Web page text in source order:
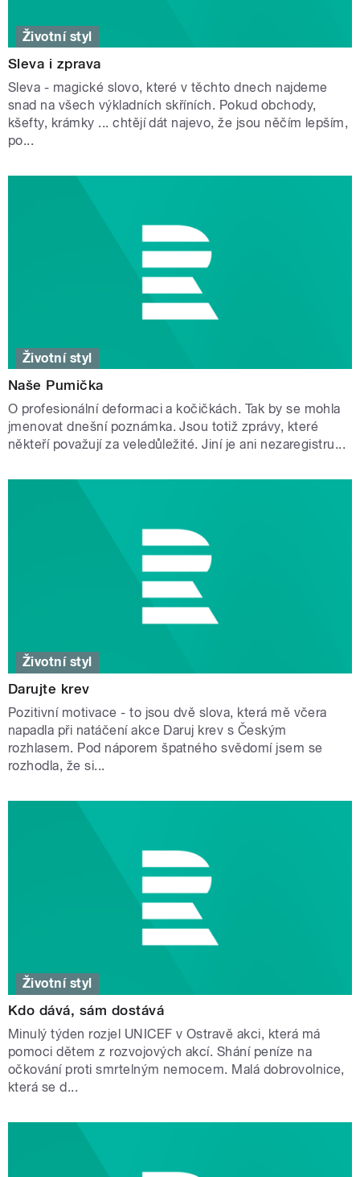
Životní styl
Sleva i zprava
Sleva - magické slovo, které v těchto dnech najdeme
snad na všech výkladních skříních. Pokud obchody,
kšefty, krámky ... chtějí dát najevo, že jsou něčím lepším,
po...
Životní styl
Naše Pumička
O profesionální deformaci a kočičkách. Tak by se mohla
jmenovat dnešní poznámka. Jsou totiž zprávy, které
někteří považují za veledůležité. Jiní je ani nezaregistru...
Životní styl
Darujte krev
Pozitivní motivace - to jsou dvě slova, která mě včera
napadla při natáčení akce Daruj krev s Českým
rozhlasem. Pod náporem špatného svědomí jsem se
rozhodla, že si...
Životní styl
Kdo dává, sám dostává
Minulý týden rozjel UNICEF v Ostravě akci, která má
pomoci dětem z rozvojových akcí. Shání peníze na
očkování proti smrtelným nemocem. Malá dobrovolnice,
která se d...